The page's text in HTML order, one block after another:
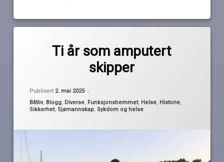
Ti år som amputert
skipper
Publisert 2. mai 2025
Kategorier:
Båtliv, Blogg, Diverse, Funksjonshemmet, Helse, Historie,
Sikkerhet, Sjømannskap, Sykdom og helse
rehabilitering
båtkjøp
jubileum
skipper
utfordringer